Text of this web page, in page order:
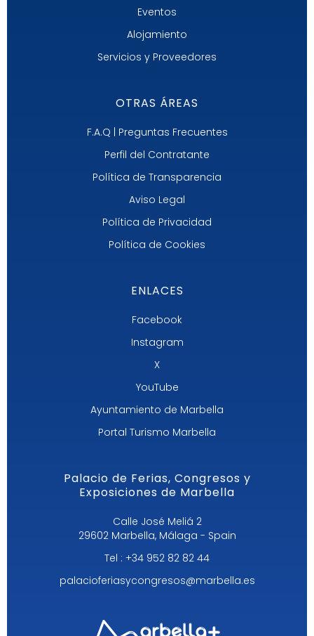
Eventos
Alojamiento
Servicios y Proveedores
OTRAS ÁREAS
F.A.Q | Preguntas Frecuentes
Perfil del Contratante
Política de Transparencia
Aviso Legal
Política de Privacidad
Política de Cookies
ENLACES
Facebook
Instagram
X
YouTube
Ayuntamiento de Marbella
Portal Turismo Marbella
Palacio de Ferias, Congresos y
Exposiciones de Marbella
Calle José Meliá 2
29602 Marbella, Málaga - Spain
Tel : +34 952 82 82 44
palacioferiasycongresos@marbella.es